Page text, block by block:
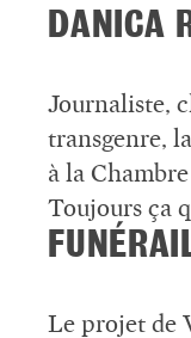
DANICA
Journaliste,
transgenre,
à la
Toujours ça
Le projet de